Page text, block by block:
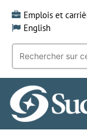
content
Emplois et
English
Recherche
mot-
clé: